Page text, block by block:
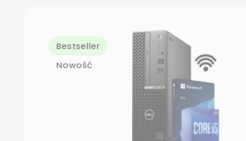
Bestseller
Nowość